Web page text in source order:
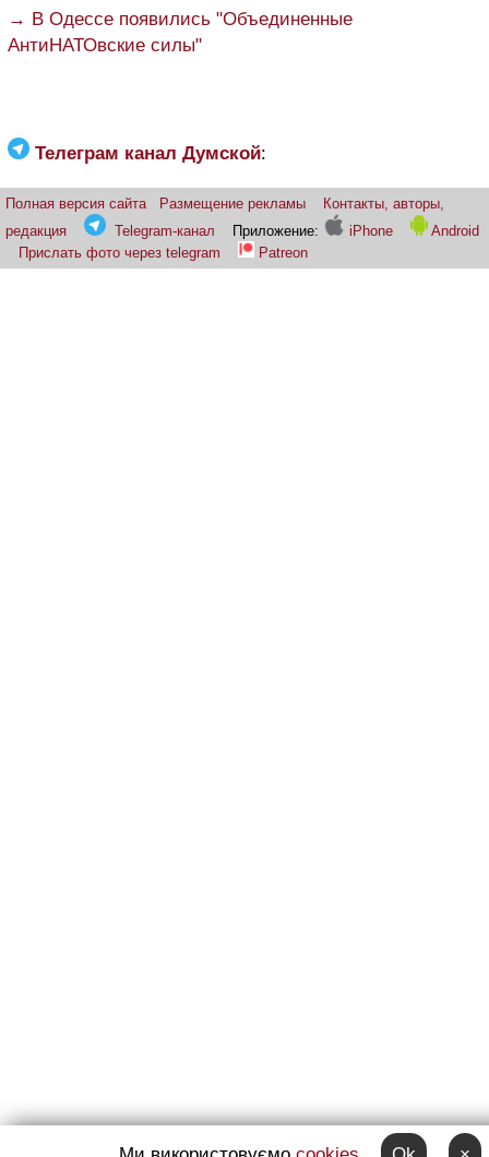
→ В Одессе появились "Объединенные
АнтиНАТОвские силы"
Телеграм канал Думской:
Полная версия сайта Размещение рекламы
Контакты, авторы,
редакция
Telegram-канал Приложение: iPhone
Android
Прислать фото через telegram
Patreon